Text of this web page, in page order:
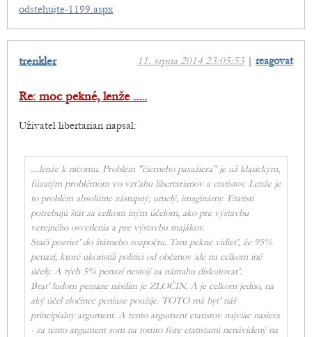
odstehujte-1199.aspx
11. srpna 2014 23:05:53 | reagovat
trenkler
Re: moc pekné, lenže .....
Uživatel libertarian napsal:
....lenže k ničomu. Problém "čierneho pasažiera" je už klasickým,
fúzatým problémom vo vzťahu libertarianov a etatistov. Lenže je
to problém absolútne zástupný, umelý, imaginárny. Etatisti
potrebujú štát za celkom iným účelom, ako pre výstavbu
verejného osvetlenia a pre výstavbu majákov.
Stačí pozrieť do štátneho rozpočtu. Tam pekne vidieť, že 95%
penazí, ktoré ukoristili politici od občanov ide na celkom iné
účely. A tých 5% penazí nestojí za námahu diskutovať.
Brať ludom peniaze násilím je ZLOČIN. A je celkom jedno, na
aký účel zločinec peniaze použije. TOTO má byť náš
principialny argument. A tento argument etatistov najviac nasiera
- za tento argument som na tomto fóre etatistami nenávidený na